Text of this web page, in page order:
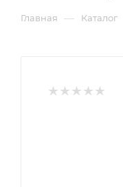
Главная — Каталог